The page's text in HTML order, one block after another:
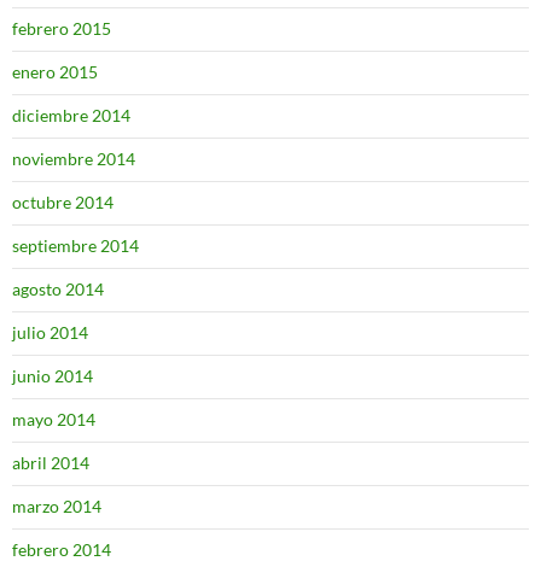
febrero 2015
enero 2015
diciembre 2014
noviembre 2014
octubre 2014
septiembre 2014
agosto 2014
julio 2014
junio 2014
mayo 2014
abril 2014
marzo 2014
febrero 2014